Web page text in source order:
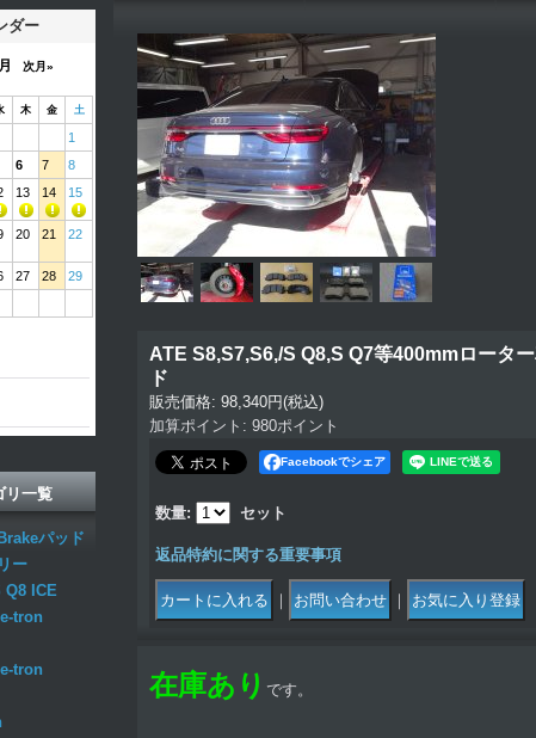
ダー
次月»
木 金 土
1
6 7
8
13 14 15
20 21 22
27 28
29
リ一覧
パッド
ー
Q8 ICE
tron
tron
ATE S8,S7,S6,/S Q8,S Q7等400mmロータ
ド
販売価格: 98,340円(税込)
加算ポイント: 980ポイント
Facebookでシェア
数量: セット
返品特約に関する重要事項
｜ ｜
在庫あり です。